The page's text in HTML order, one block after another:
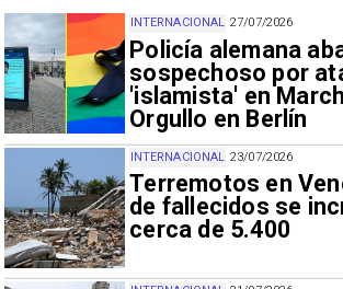
27/07/2026
Policía alemana
sospechoso por
'islamista' en
Orgullo en Berlín
INTERNACIONAL
23/07/2026
Terremotos en
de fallecidos se
cerca de 5.400
INTERNACIONAL